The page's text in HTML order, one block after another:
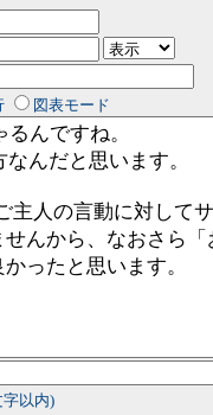
図表モード
以内)